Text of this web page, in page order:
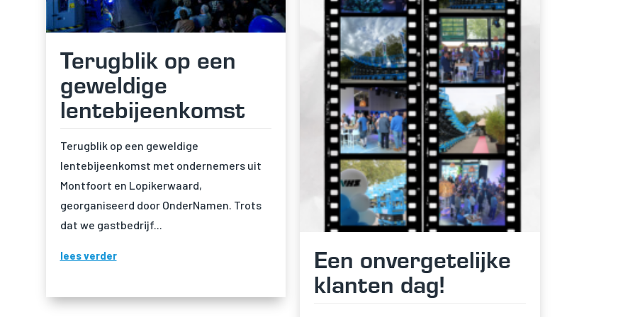
Terugblik op een
geweldige
lentebijeenkomst
Terugblik op een geweldige
lentebijeenkomst met ondernemers uit
Montfoort en Lopikerwaard,
georganiseerd door OnderNamen. Trots
dat we gastbedrijf...
lees verder Een onvergetelijke
klanten dag!